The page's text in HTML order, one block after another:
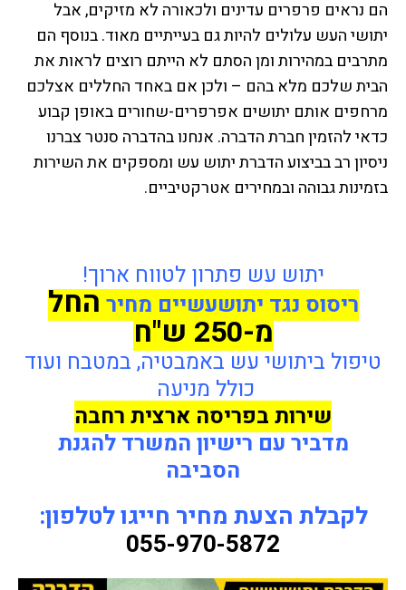
הם נראים פרפרים עדינים ולכאורה לא מזיקים, אבל
יתושי העש עלולים להיות גם בעייתיים מאוד. בנוסף הם
מתרבים במהירות ומן הסתם לא הייתם רוצים לראות את
הבית שלכם מלא בהם – ולכן אם באחד החללים אצלכם
מרחפים אותם יתושים אפרפרים-שחורים באופן קבוע
כדאי להזמין חברת הדברה. אנחנו בהדברה סנטר צברנו
ניסיון רב בביצוע הדברת יתוש עש ומספקים את השירות
בזמינות גבוהה ובמחירים אטרקטיביים.
יתוש עש פתרון לטווח ארוך!
ריסוס נגד יתושעשיים מחירהחל
מ-250 ש"ח
טיפול ביתושי עש באמבטיה, במטבח ועוד
כולל מניעה
שירות בפריסה ארצית רחבה
מדביר עם רישיון המשרד להגנת
הסביבה
לקבלת הצעת מחיר חייגו לטלפון:
055-970-5872